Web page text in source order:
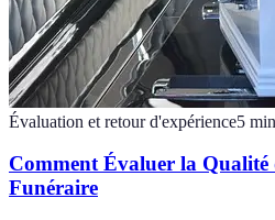
Évaluation et retour d'expérience5 min
Comment Évaluer la
Funéraire